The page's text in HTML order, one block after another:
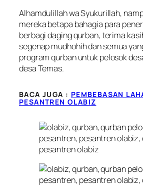
Alhamdulillah wa Syukurillah,
mereka betapa bahagia para
berbagi daging qurban, terima
segenap mudhohih dan semua
program qurban untuk pelosok
desa Temas.
BACA JUGA : PEMBEBASAN
PESANTREN OLABIZ